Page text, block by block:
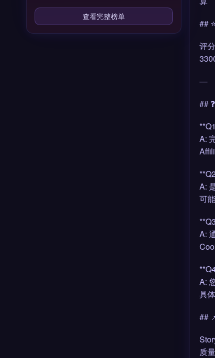
##
评
—
##
A:
A:
可
A:
A:
具
##
质
查看完整榜单